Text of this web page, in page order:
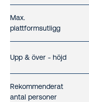
Max.
plattformsutligg
Upp & över - höjd
Rekommenderat
antal personer